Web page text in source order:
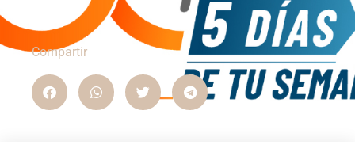
Compartir